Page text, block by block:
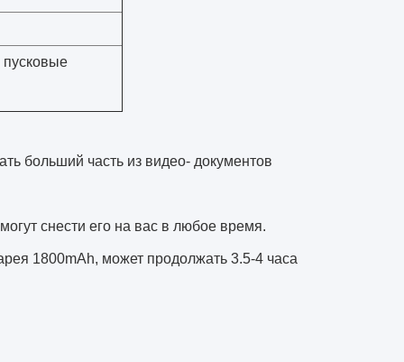
пусковые
больший часть из видео- документов
снести его на вас в любое время.
1800mAh, может продолжать 3.5-4 часа